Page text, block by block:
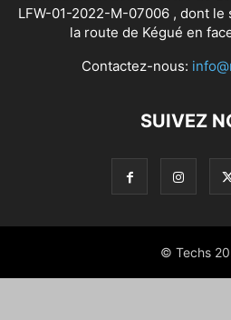
LFW-01-2022-M-07006 , dont
la route de Kégué en
Contactez-nous:
SUIVEZ
© Techs